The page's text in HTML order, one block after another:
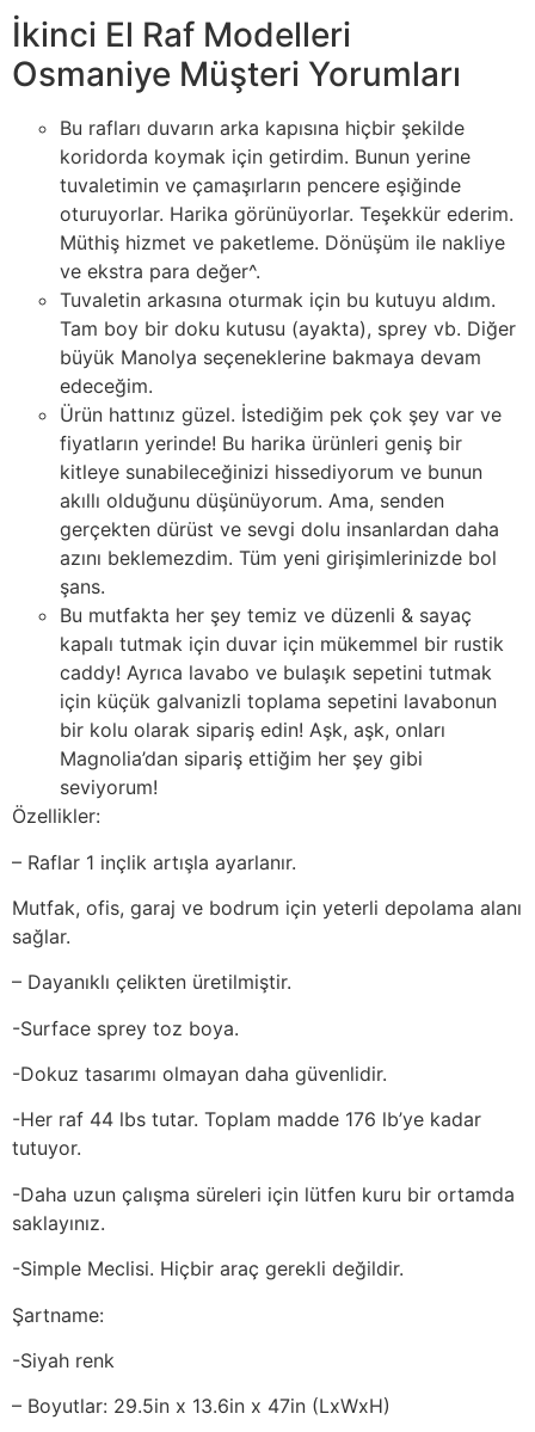
İkinci El Raf Modelleri
Osmaniye Müşteri Yorumları
Bu rafları duvarın arka kapısına hiçbir şekilde
koridorda koymak için getirdim. Bunun yerine
tuvaletimin ve çamaşırların pencere eşiğinde
oturuyorlar. Harika görünüyorlar. Teşekkür ederim.
Müthiş hizmet ve paketleme. Dönüşüm ile nakliye
ve ekstra para değer^.
Tuvaletin arkasına oturmak için bu kutuyu aldım.
Tam boy bir doku kutusu (ayakta), sprey vb. Diğer
büyük Manolya seçeneklerine bakmaya devam
edeceğim.
Ürün hattınız güzel. İstediğim pek çok şey var ve
fiyatların yerinde! Bu harika ürünleri geniş bir
kitleye sunabileceğinizi hissediyorum ve bunun
akıllı olduğunu düşünüyorum. Ama, senden
gerçekten dürüst ve sevgi dolu insanlardan daha
azını beklemezdim. Tüm yeni girişimlerinizde bol
şans.
Bu mutfakta her şey temiz ve düzenli & sayaç
kapalı tutmak için duvar için mükemmel bir rustik
caddy! Ayrıca lavabo ve bulaşık sepetini tutmak
için küçük galvanizli toplama sepetini lavabonun
bir kolu olarak sipariş edin! Aşk, aşk, onları
Magnolia’dan sipariş ettiğim her şey gibi
seviyorum!
Özellikler:
– Raflar 1 inçlik artışla ayarlanır.
Mutfak, ofis, garaj ve bodrum için yeterli depolama alanı
sağlar.
– Dayanıklı çelikten üretilmiştir.
-Surface sprey toz boya.
-Dokuz tasarımı olmayan daha güvenlidir.
-Her raf 44 lbs tutar. Toplam madde 176 lb’ye kadar
tutuyor.
-Daha uzun çalışma süreleri için lütfen kuru bir ortamda
saklayınız.
-Simple Meclisi. Hiçbir araç gerekli değildir.
Şartname:
-Siyah renk
– Boyutlar: 29.5in x 13.6in x 47in (LxWxH)